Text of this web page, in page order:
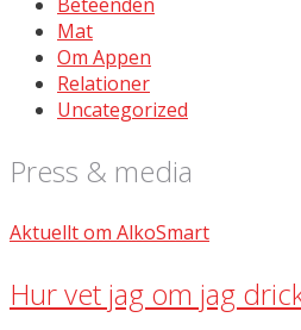
Mat
Om Appen
Relationer
Uncategorized
Press & media
Aktuellt om AlkoSmart
Hur vet jag om jag